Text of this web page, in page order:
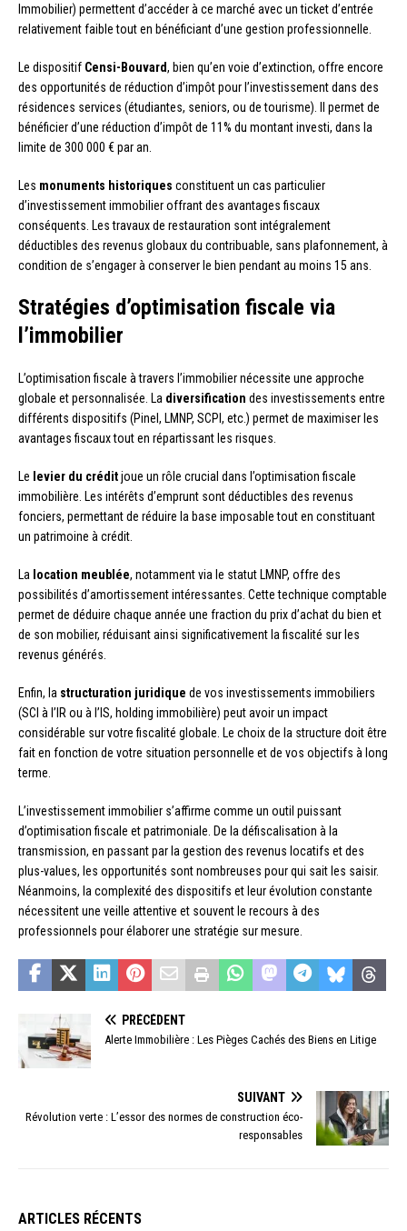
Immobilier) permettent d’accéder à ce marché avec un ticket d’entrée
relativement faible tout en bénéficiant d’une gestion professionnelle.
Le dispositif Censi-Bouvard, bien qu’en voie d’extinction, offre encore
des opportunités de réduction d’impôt pour l’investissement dans des
résidences services (étudiantes, seniors, ou de tourisme). Il permet de
bénéficier d’une réduction d’impôt de 11% du montant investi, dans la
limite de 300 000 € par an.
Les monuments historiques constituent un cas particulier
d’investissement immobilier offrant des avantages fiscaux
conséquents. Les travaux de restauration sont intégralement
déductibles des revenus globaux du contribuable, sans plafonnement, à
condition de s’engager à conserver le bien pendant au moins 15 ans.
Stratégies d’optimisation fiscale via
l’immobilier
L’optimisation fiscale à travers l’immobilier nécessite une approche
globale et personnalisée. La diversification des investissements entre
différents dispositifs (Pinel, LMNP, SCPI, etc.) permet de maximiser les
avantages fiscaux tout en répartissant les risques.
Le levier du créditjoue un rôle crucial dans l’optimisation fiscale
immobilière. Les intérêts d’emprunt sont déductibles des revenus
fonciers, permettant de réduire la base imposable tout en constituant
un patrimoine à crédit.
La location meublée, notamment via le statut LMNP, offre des
possibilités d’amortissement intéressantes. Cette technique comptable
permet de déduire chaque année une fraction du prix d’achat du bien et
de son mobilier, réduisant ainsi significativement la fiscalité sur les
revenus générés.
Enfin, la structuration juridique de vos investissements immobiliers
(SCI à l’IR ou à l’IS, holding immobilière) peut avoir un impact
considérable sur votre fiscalité globale. Le choix de la structure doit être
fait en fonction de votre situation personnelle et de vos objectifs à long
terme.
L’investissement immobilier s’affirme comme un outil puissant
d’optimisation fiscale et patrimoniale. De la défiscalisation à la
transmission, en passant par la gestion des revenus locatifs et des
plus-values, les opportunités sont nombreuses pour qui sait les saisir.
Néanmoins, la complexité des dispositifs et leur évolution constante
nécessitent une veille attentive et souvent le recours à des
professionnels pour élaborer une stratégie sur mesure.
PRÉCÉDENT
Alerte Immobilière : Les Pièges Cachés des Biens en Litige
SUIVANT
Révolution verte : L’essor des normes de construction éco-
responsables
ARTICLES RÉCENTS